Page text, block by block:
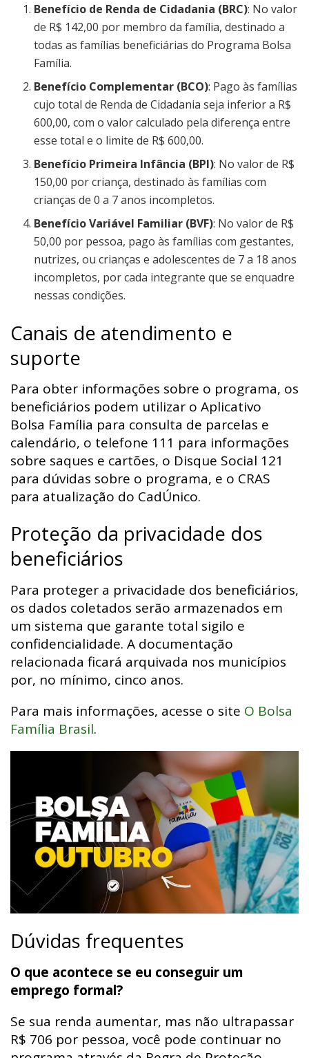
Benefício de Renda de Cidadania (BRC): No valor
de R$ 142,00 por membro da família, destinado a
todas as famílias beneficiárias do Programa Bolsa
Família.
Benefício Complementar (BCO): Pago às famílias
cujo total de Renda de Cidadania seja inferior a R$
600,00, com o valor calculado pela diferença entre
esse total e o limite de R$ 600,00.
Benefício Primeira Infância (BPI): No valor de R$
150,00 por criança, destinado às famílias com
crianças de 0 a 7 anos incompletos.
Benefício Variável Familiar (BVF): No valor de R$
50,00 por pessoa, pago às famílias com gestantes,
nutrizes, ou crianças e adolescentes de 7 a 18 anos
incompletos, por cada integrante que se enquadre
nessas condições.
Canais de atendimento e
suporte
Para obter informações sobre o programa, os
beneficiários podem utilizar o Aplicativo
Bolsa Família para consulta de parcelas e
calendário, o telefone 111 para informações
sobre saques e cartões, o Disque Social 121
para dúvidas sobre o programa, e o CRAS
para atualização do CadÚnico.
Proteção da privacidade dos
beneficiários
Para proteger a privacidade dos beneficiários,
os dados coletados serão armazenados em
um sistema que garante total sigilo e
confidencialidade. A documentação
relacionada ficará arquivada nos municípios
por, no mínimo, cinco anos.
Para mais informações, acesse o site O Bolsa
Família Brasil.
Dúvidas frequentes
O que acontece se eu conseguir um
emprego formal?
Se sua renda aumentar, mas não ultrapassar
R$ 706 por pessoa, você pode continuar no